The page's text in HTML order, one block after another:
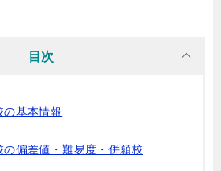
目次
の基本情報
偏差値・難易度・併願校